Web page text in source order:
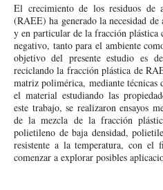
El crecimiento de los residuos de
(RAEE) ha generado la necesidad
y en particular de la fracción
negativo, tanto para el ambiente
objetivo del presente estudio es
reciclando la fracción plástica de
matriz polimérica, mediante técnicas
el material estudiando las
este trabajo, se realizaron ensayos
de la mezcla de la fracción
polietileno de baja densidad,
resistente a la temperatura, con el
comenzar a explorar posibles